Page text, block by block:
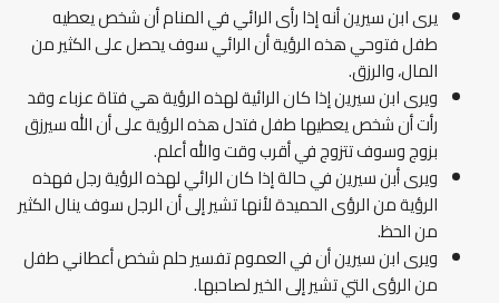
يرى ابن سيرين أنه إذا رأى الرائي في المنام أن شخص يعطيه
طفل فتوحي هذه الرؤية أن الرائي سوف يحصل على الكثير من
المال، والرزق.
ويرى ابن سيرين إذا كان الرائية لهذه الرؤية هي فتاة عزباء وقد
رأت أن شخص يعطيها طفل فتدل هذه الرؤية على أن الله سيرزق
بزوج وسوف تتزوج في أقرب وقت والله أعلم.
ويرى أبن سيرين في حالة إذا كان الرائي لهذه الرؤية رجل فهذه
الرؤية من الرؤى الحميدة لأنها تشير إلى أن الرجل سوف ينال الكثير
من الحظ.
ويرى ابن سيرين أن في العموم تفسير حلم شخص أعطاني طفل
من الرؤى التي تشير إلى الخير لصاحبها.